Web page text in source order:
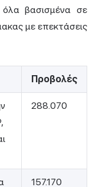
βασισμένα σε
με επεκτάσεις
Προβολές
288.070
157.170